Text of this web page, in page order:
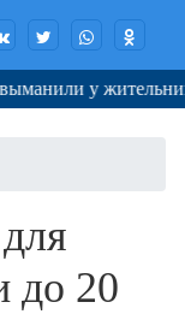
у жительницы
до 20